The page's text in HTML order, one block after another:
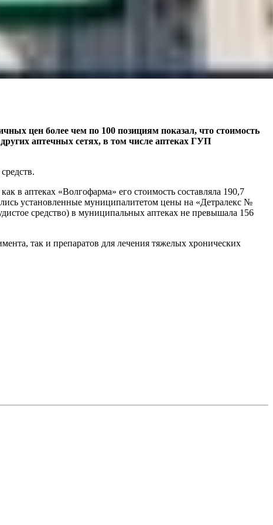
цен более чем по 100 позициям показал, что стоимость
аптечных сетях, в том числе аптеках ГУП
в аптеках «Волгофарма» его стоимость составляла 190,7
установленные муниципалитетом цены на «Детралекс №
средство) в муниципальных аптеках не превышала 156
так и препаратов для лечения тяжелых хронических